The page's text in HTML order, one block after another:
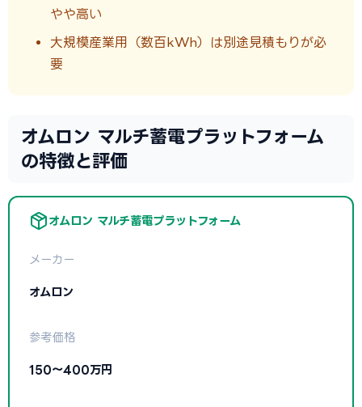
やや高い
大規模産業用（数百kWh）は別途見積もりが必
要
オムロン マルチ蓄電プラットフォーム
の特徴と評価
オムロン マルチ蓄電プラットフォーム
メーカー
オムロン
参考価格
150〜400万円